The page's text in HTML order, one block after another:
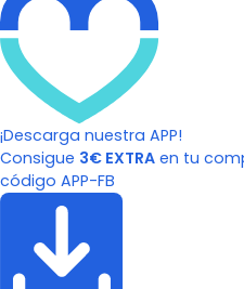
¡Descarga nuestra APP!
Consigue 3€ EXTRA en tu
código APP-FB